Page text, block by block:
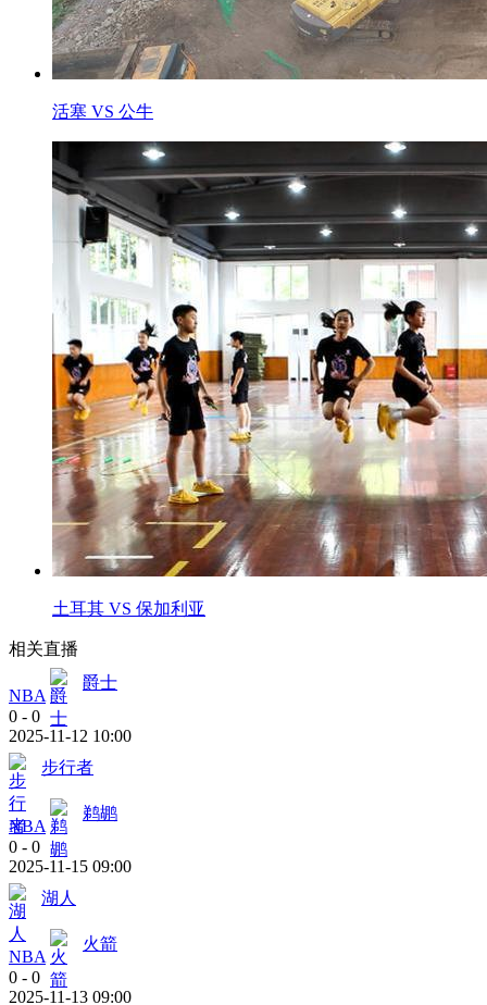
活塞 VS 公牛
土耳其 VS 保加利亚
相关直播
NBA
爵士
0 - 0
2025-11-12 10:00
步行者
NBA
鹈鹕
0 - 0
2025-11-15 09:00
湖人
NBA
火箭
0 - 0
2025-11-13 09:00